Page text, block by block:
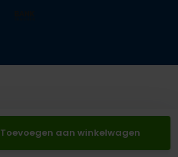
Toevoegen aan winkelwagen